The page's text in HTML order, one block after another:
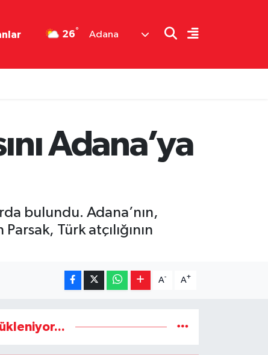
26° Adana
Adana’ya
bulundu. Adana’nın,
Türk atçılığının
A- A+